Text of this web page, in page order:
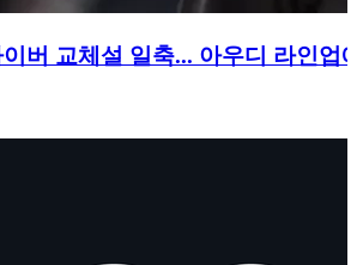
버 교체설 일축... 아우디 라인업